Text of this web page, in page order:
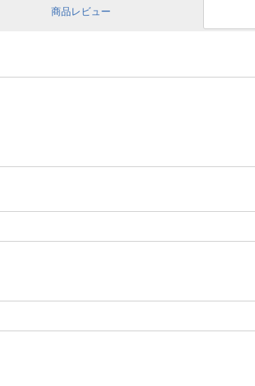
商品レビュー